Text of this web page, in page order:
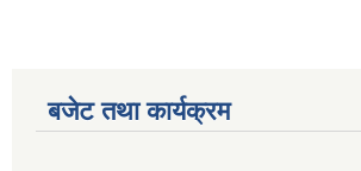
बजेट तथा कार्यक्रम